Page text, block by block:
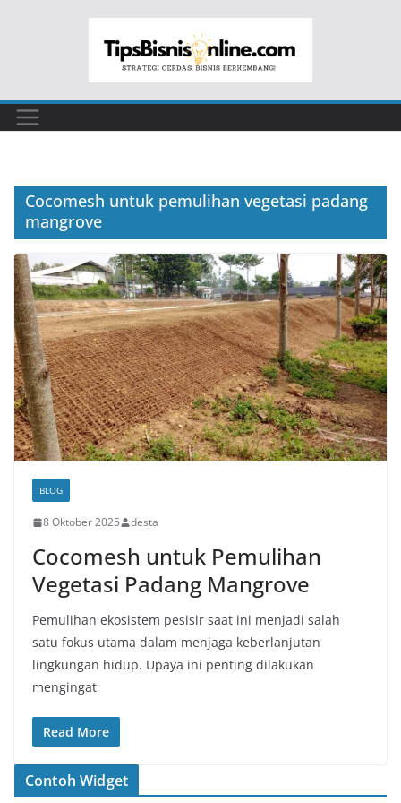
Cocomesh untuk pemulihan vegetasi padang
mangrove
BLOG
8 Oktober 2025 desta
Cocomesh untuk Pemulihan
Vegetasi Padang Mangrove
Pemulihan ekosistem pesisir saat ini menjadi salah
satu fokus utama dalam menjaga keberlanjutan
lingkungan hidup. Upaya ini penting dilakukan
mengingat
Read More
Contoh Widget